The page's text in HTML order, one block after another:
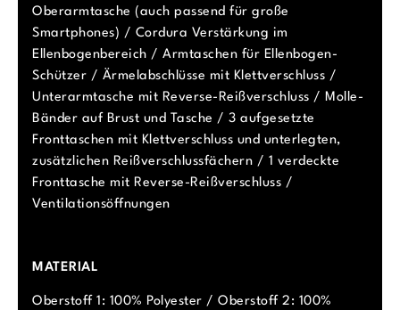
Oberarmtasche (auch passend für große
Smartphones) / Cordura Verstärkung im
Ellenbogenbereich / Armtaschen für Ellenbogen-
Schützer / Ärmelabschlüsse mit Klettverschluss /
Unterarmtasche mit Reverse-Reißverschluss / Molle-
Bänder auf Brust und Tasche / 3 aufgesetzte
Fronttaschen mit Klettverschluss und unterlegten,
zusätzlichen Reißverschlussfächern / 1 verdeckte
Fronttasche mit Reverse-Reißverschluss /
Ventilationsöffnungen
MATERIAL
Oberstoff 1: 100% Polyester / Oberstoff 2: 100%